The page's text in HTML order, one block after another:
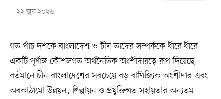
২২ জুন ২০২৬
গত পাঁচ দশকে বাংলাদেশ ও চীন তাদের সম্পর্ককে ধীরে ধীরে
একটি পূর্ণাঙ্গ কৌশলগত অর্থনৈতিক অংশীদারত্বে রূপ দিয়েছে।
বর্তমানে চীন বাংলাদেশের সবচেয়ে বড় বাণিজ্যিক অংশীদার এবং
অবকাঠামো উন্নয়ন, শিল্পায়ন ও প্রযুক্তিগত সহায়তার অন্যতম